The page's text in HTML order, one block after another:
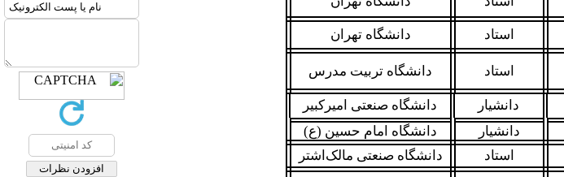
استاد دانشگاه تهران
استاد دانشگاه تربیت مدرس
دانشیار دانشگاه صنعتی امیرکبیر
دانشیار
دانشگاه امام حسین (ع)
استاد
دانشگاه صنعتی مالک‌اشتر